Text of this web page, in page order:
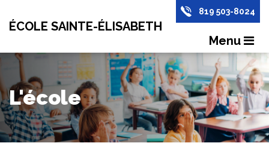
ÉCOLE SAINTE-ÉLISABETH
819 503-8024
Menu
L'école